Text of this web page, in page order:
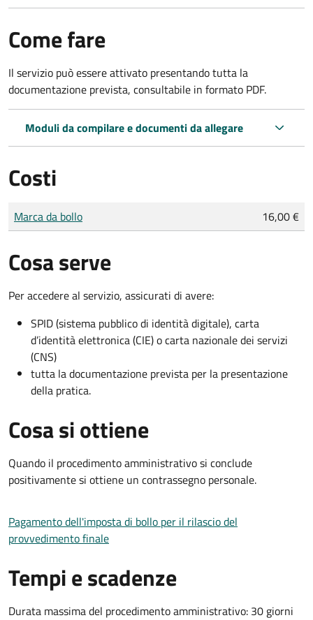
Come fare
Il servizio può essere attivato presentando tutta la
documentazione prevista, consultabile in formato PDF.
Moduli da compilare e documenti da allegare
Costi
Tipo di pagamento
Importo
Marca da bollo 16,00 €
Cosa serve
Per accedere al servizio, assicurati di avere:
SPID (sistema pubblico di identità digitale), carta
d’identità elettronica (CIE) o carta nazionale dei servizi
(CNS)
tutta la documentazione prevista per la presentazione
della pratica.
Cosa si ottiene
Quando il procedimento amministrativo si conclude
positivamente si ottiene un contrassegno personale.
Pagamento dell'imposta di bollo per il rilascio del
provvedimento finale
Tempi e scadenze
Durata massima del procedimento amministrativo: 30 giorni